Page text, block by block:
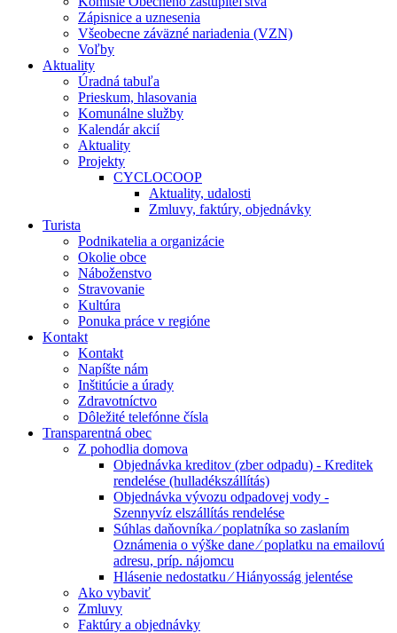
Zápisnice a uznesenia
Všeobecne záväzné nariadenia (VZN)
Voľby
Aktuality
Úradná tabuľa
Prieskum, hlasovania
Komunálne služby
Kalendár akcií
Aktuality
Projekty
CYCLOCOOP
Aktuality, udalosti
Zmluvy, faktúry, objednávky
Turista
Podnikatelia a organizácie
Okolie obce
Náboženstvo
Stravovanie
Kultúra
Ponuka práce v regióne
Kontakt
Kontakt
Napíšte nám
Inštitúcie a úrady
Zdravotníctvo
Dôležité telefónne čísla
Transparentná obec
Z pohodlia domova
Objednávka kreditov (zber odpadu) - Kreditek
rendelése (hulladékszállítás)
Objednávka vývozu odpadovej vody -
Szennyvíz elszállítás rendelése
Súhlas daňovníka ⁄ poplatníka so zaslaním
Oznámenia o výške dane ⁄ poplatku na emailovú
adresu, príp. nájomcu
Hlásenie nedostatku ⁄ Hiányosság jelentése
Ako vybaviť
Zmluvy
Faktúry a objednávky